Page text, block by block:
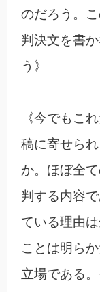
のだろう。
判決文を書
う》
《今でもこ
稿に寄せら
か。ほぼ全
判する内容
ている理由
ことは明ら
立場である